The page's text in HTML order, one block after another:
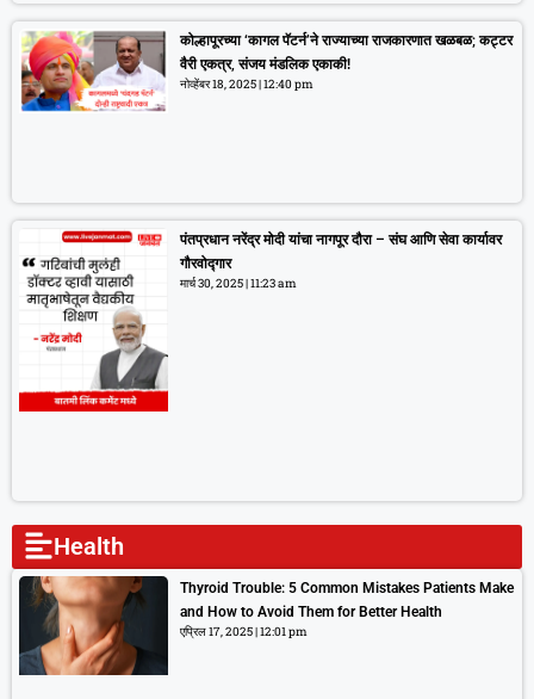
कोल्हापूरच्या ‘कागल पॅटर्न’ने राज्याच्या राजकारणात खळबळ; कट्टर
वैरी एकत्र, संजय मंडलिक एकाकी!
नोव्हेंबर 18, 2025 12:40 pm
पंतप्रधान नरेंद्र मोदी यांचा नागपूर दौरा – संघ आणि सेवा कार्यावर
गौरवोद्गार
मार्च 30, 2025 11:23 am
Health
Thyroid Trouble: 5 Common Mistakes Patients Make
and How to Avoid Them for Better Health
एप्रिल 17, 2025 12:01 pm